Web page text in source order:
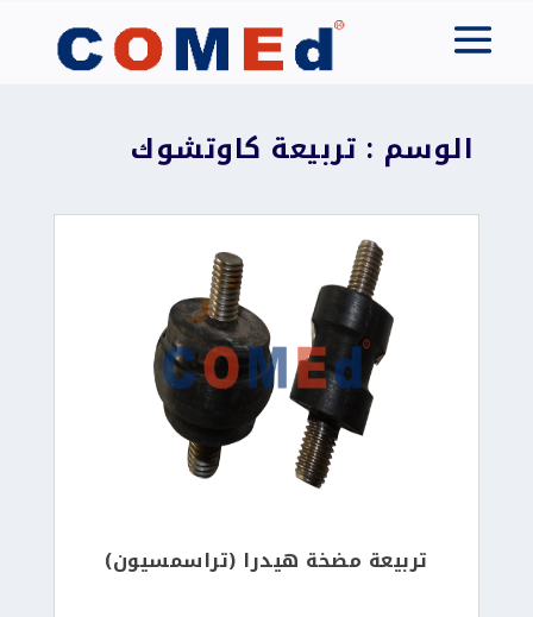
الوسم : تربيعة كاوتشوك
تربيعة مضخة هيدرا (تراسمسيون)